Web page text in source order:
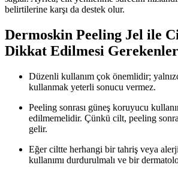
belirtilerine karşı da destek olur.
Dermoskin Peeling Jel ile
Dikkat Edilmesi Gerekenler
Düzenli kullanım çok önemlidir;
kullanmak yeterli sonucu vermez.
Peeling sonrası güneş koruyucu
edilmemelidir. Çünkü cilt, peeling
gelir.
Eğer ciltte herhangi bir tahriş veya
kullanımı durdurulmalı ve bir